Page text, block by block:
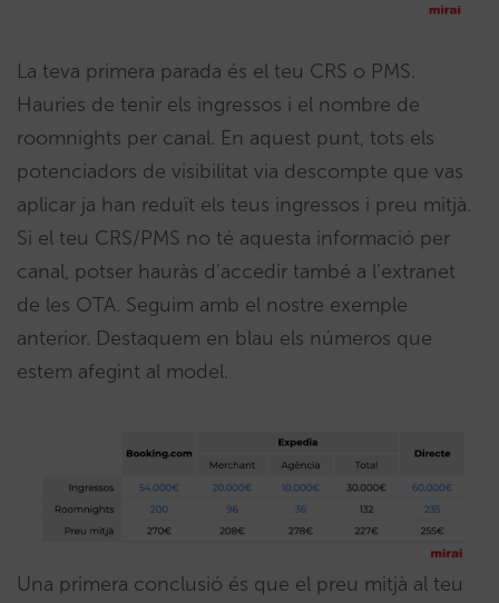
La teva primera parada és el teu CRS o PMS.
Hauries de tenir els ingressos i el nombre de
roomnights per canal. En aquest punt, tots els
potenciadors de visibilitat via descompte que vas
aplicar ja han reduït els teus ingressos i preu mitjà.
Si el teu CRS/PMS no té aquesta informació per
canal, potser hauràs d’accedir també a l’extranet
de les OTA. Seguim amb el nostre exemple
anterior. Destaquem en blau els números que
estem afegint al model.
Una primera conclusió és que el preu mitjà al teu